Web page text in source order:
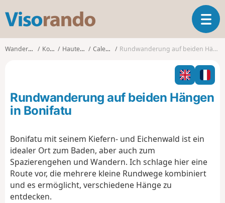
s
o
o
T
o
g
l
n
a
i
o
Wanderungen Korsika Haute-Corse Calenzana Rundwanderung auf beiden Hängen in Bonifatu
Rundwanderung auf beiden Hängen
in Bonifatu
Bonifatu mit seinem Kiefern- und Eichenwald ist ein
idealer Ort zum Baden, aber auch zum
Spazierengehen und Wandern. Ich schlage hier eine
Route vor, die mehrere kleine Rundwege kombiniert
und es ermöglicht, verschiedene Hänge zu
entdecken.